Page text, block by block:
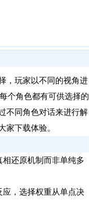
，玩家以不同的视角进
个角色都有可供选择的
不同角色对话来进行解
下载体验。
还原机制而非单纯多
，选择权重从单点决